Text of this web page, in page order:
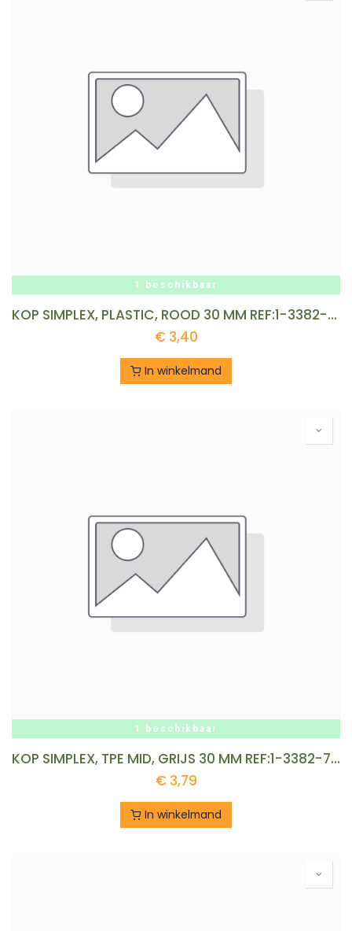
1 beschikbaar
KOP SIMPLEX, PLASTIC, ROOD 30 MM REF:1-3382-10-30
€ 3,40
In winkelmand
1 beschikbaar
KOP SIMPLEX, TPE MID, GRIJS 30 MM REF:1-3382-7-30
€ 3,79
In winkelmand